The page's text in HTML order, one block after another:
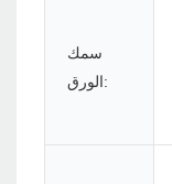
سمك
الورق: